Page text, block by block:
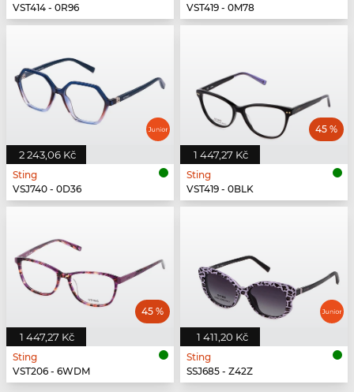
VST414 - 0R96
VST419 - 0M78
2 243,06 Kč
Sting
VSJ740 - 0D36
1 447,27 Kč
45 %
Sting
VST419 - 0BLK
1 447,27 Kč
45 %
Sting
VST206 - 6WDM
1 411,20 Kč
Sting
SSJ685 - Z42Z